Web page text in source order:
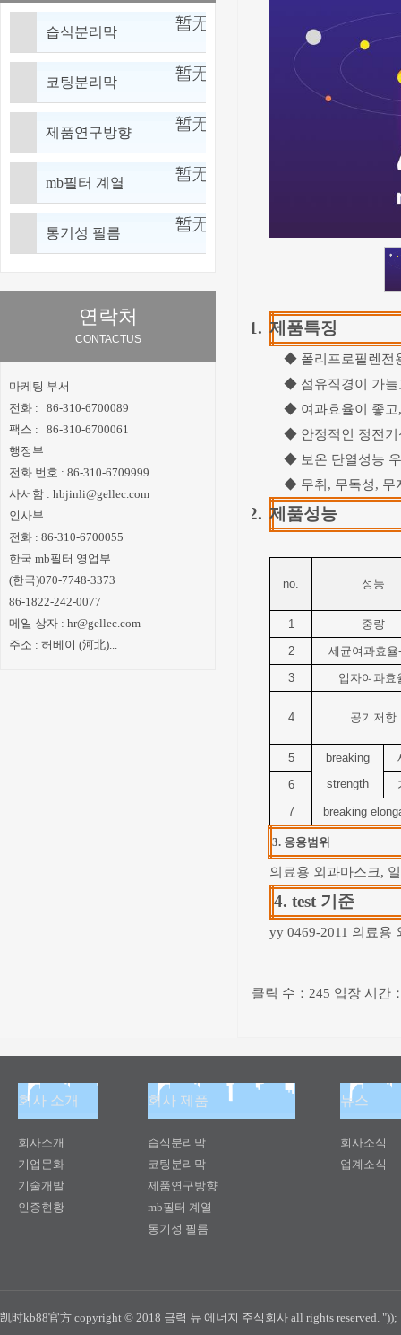
습식분리막
코팅분리막
제품연구방향
mb필터 계열
통기성 필름
연락처
CONTACTUS
마케팅 부서
전화 :
86-310-6700089
팩스 :
86-310-6700061
행정부
전화 번호 : 86-310-6709999
사서함 : hbjinli@gellec.com
인사부
전화 : 86-310-6700055
한국 mb필터 영업부
(한국)070-7748-3373
86-1822-242-0077
메일 상자 : hr@gellec.com
주소 : 허베이 (河北)...
1. 제품특징
◆ 폴리프로필렌전
◆ 섬유직경이 가늘
◆ 여과효율이 좋고
◆ 안정적인 정전기
◆ 보온 단열성능
◆ 무취, 무독성, 무
2. 제품성능
no. 성능
1
중량
2
세균여과효율
3
입자여과효
4 공기저항
5
breaking
strength
6
7
breaking
3. 응용범위
의료용 외과마스크,
4. test 기준
yy 0469-2011 의료용
클릭 수：245 입장 시간
회사 소개
회사소개
기업문화
기술개발
인증현황
회사 제품
습식분리막
코팅분리막
제품연구방향
mb필터 계열
통기성 필름
뉴스
회사소식
업계소식
凯时kb88官方 copyright © 2018 금력 뉴 에너지 주식회사 all rights reserved. "));